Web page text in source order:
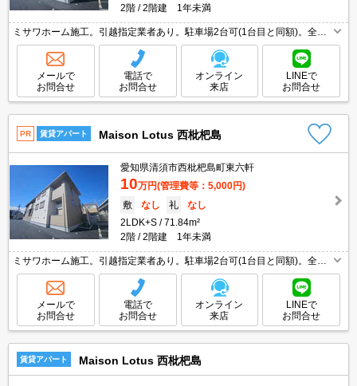
2階
2階建 1年未満
ミサワホーム施工。引越指定業者あり。駐車場2台可(1台目と同額)。全世
帯の駐車場にEV専用充電設備あり。画像の家具はCGであり付いていませ
ん。保証委託料（賃料総額に対し、初回額50％、月額2％）。
メールで
お問合せ
電話で
お問合せ
オンライン
来店
LINEで
お問合せ
PR 賃貸アパート Maison Lotus 西枇杷島
愛知県清須市西枇杷島町東六軒
10万円(管理費等：5,000円)
敷
なし 礼
なし
2LDK+S
71.84m²
2階
2階建 1年未満
ミサワホーム施工。引越指定業者あり。駐車場2台可(1台目と同額)。全世
帯の駐車場にEV専用充電設備あり。画像の家具はCGであり付いていませ
ん。保証委託料（賃料総額に対し、初回額50％、月額2％）。
メールで
お問合せ
電話で
お問合せ
オンライン
来店
LINEで
お問合せ
賃貸アパート Maison Lotus 西枇杷島